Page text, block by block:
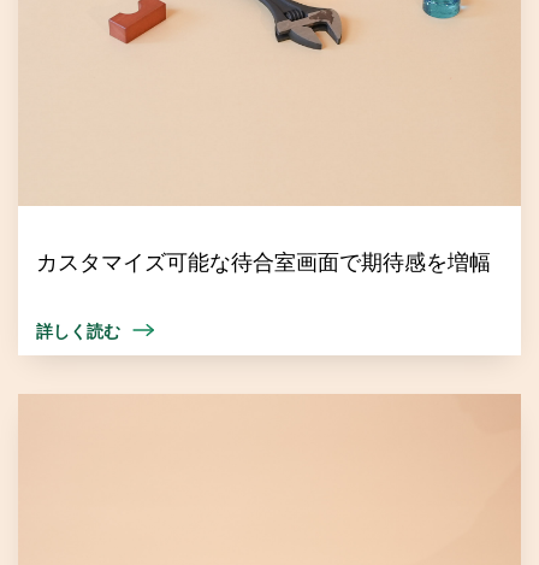
カスタマイズ可能な待合室画面で期待感を増幅
詳しく読む